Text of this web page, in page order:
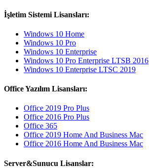
İşletim Sistemi Lisansları:
Windows 10 Home
Windows 10 Pro
Windows 10 Enterprise
Windows 10 Pro Enterprise LTSB 2016
Windows 10 Enterprise LTSC 2019
Office Yazılım Lisansları:
Office 2019 Pro Plus
Office 2016 Pro Plus
Office 365
Office 2019 Home And Business Mac
Office 2016 Home And Business Mac
Server&Sunucu Lisanslar: